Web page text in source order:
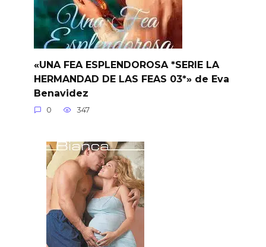
«UNA FEA ESPLENDOROSA *SERIE LA
HERMANDAD DE LAS FEAS 03*» de Eva
Benavidez
0 347